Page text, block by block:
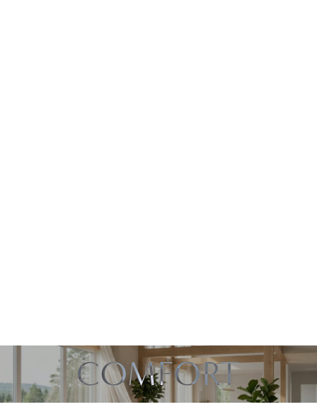
COMFORT